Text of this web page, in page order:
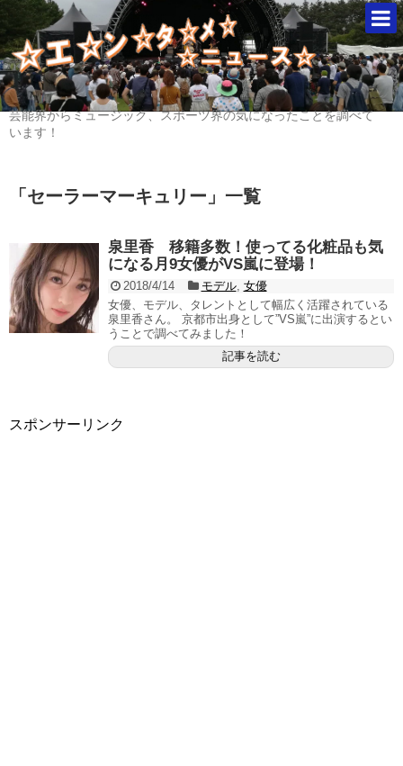
芸能界からミュージック、スポーツ界の気になったことを調べて
います！
「 セーラーマーキュリー 」 一覧
泉里香 移籍多数！使ってる化粧品も気
になる月9女優がVS嵐に登場！
2018/4/14 モデル, 女優
女優、モデル、タレントとして幅広く活躍されている
泉里香さん。 京都市出身として”VS嵐”に出演するとい
うことで調べてみました！
記事を読む
スポンサーリンク